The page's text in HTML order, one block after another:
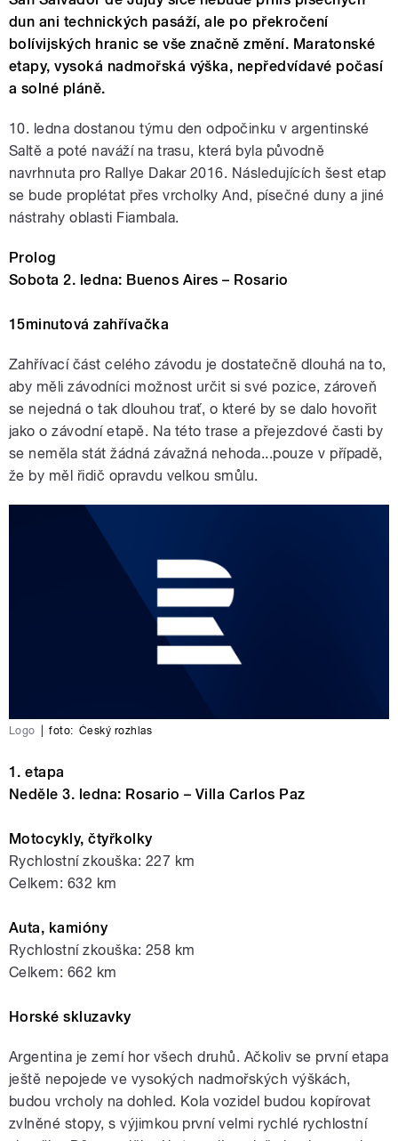
dun ani technických pasáží, ale po překročení
bolívijských hranic se vše značně změní. Maratonské
etapy, vysoká nadmořská výška, nepředvídavé počasí
a solné pláně.
10. ledna dostanou týmu den odpočinku v argentinské
Saltě a poté naváží na trasu, která byla původně
navrhnuta pro Rallye Dakar 2016. Následujících šest etap
se bude proplétat přes vrcholky And, písečné duny a jiné
nástrahy oblasti Fiambala.
Prolog
Sobota 2. ledna: Buenos Aires – Rosario
15minutová zahřívačka
Zahřívací část celého závodu je dostatečně dlouhá na to,
aby měli závodníci možnost určit si své pozice, zároveň
se nejedná o tak dlouhou trať, o které by se dalo hovořit
jako o závodní etapě. Na této trase a přejezdové časti by
se neměla stát žádná závažná nehoda...pouze v případě,
že by měl řidič opravdu velkou smůlu.
Logo foto: Český rozhlas
1. etapa
Neděle 3. ledna: Rosario – Villa Carlos Paz
Motocykly, čtyřkolky
Rychlostní zkouška: 227 km
Celkem: 632 km
Auta, kamióny
Rychlostní zkouška: 258 km
Celkem: 662 km
Horské skluzavky
Argentina je zemí hor všech druhů. Ačkoliv se první etapa
ještě nepojede ve vysokých nadmořských výškách,
budou vrcholy na dohled. Kola vozidel budou kopírovat
zvlněné stopy, s výjimkou první velmi rychlé rychlostní